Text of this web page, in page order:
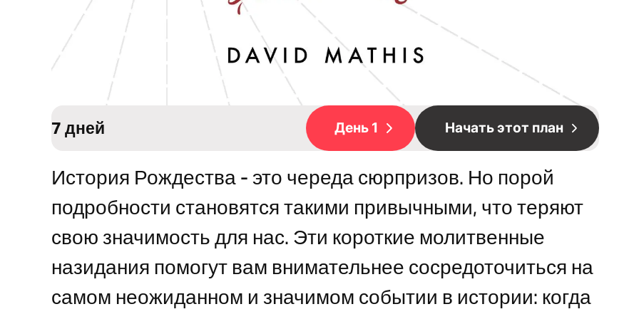
7 дней День 1 Начать этот план
История Рождества - это череда сюрпризов. Но порой
подробности становятся такими привычными, что теряют
свою значимость для нас. Эти короткие молитвенные
назидания помогут вам внимательнее сосредоточиться на
самом неожиданном и значимом событии в истории: когда